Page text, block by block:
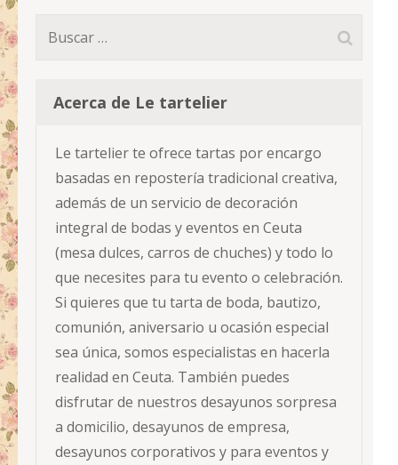
Buscar:
Acerca de Le tartelier
Le tartelier te ofrece tartas por encargo
basadas en repostería tradicional creativa,
además de un servicio de decoración
integral de bodas y eventos en Ceuta
(mesa dulces, carros de chuches) y todo lo
que necesites para tu evento o celebración.
Si quieres que tu tarta de boda, bautizo,
comunión, aniversario u ocasión especial
sea única, somos especialistas en hacerla
realidad en Ceuta. También puedes
disfrutar de nuestros desayunos sorpresa
a domicilio, desayunos de empresa,
desayunos corporativos y para eventos y